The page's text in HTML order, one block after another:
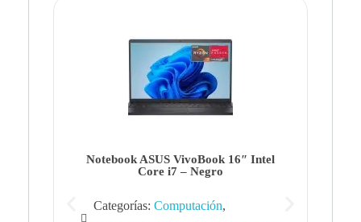
Notebook ASUS VivoBook 16″ Intel
Core i7 – Negro
Categorías: Computación,